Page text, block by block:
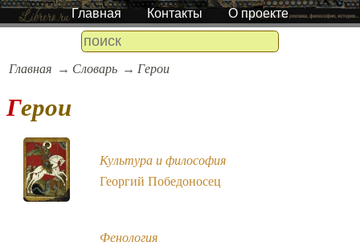
Главная Контакты О проекте
Главная Словарь Герои
Герои
Культура и философия
Георгий Победоносец
Фенология